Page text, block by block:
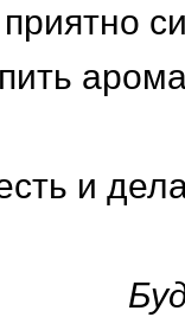
приятно
и